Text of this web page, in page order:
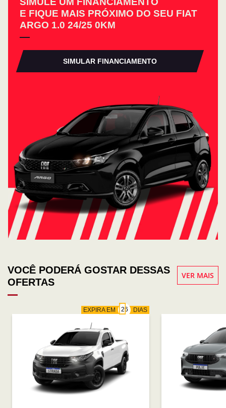
E FIQUE MAIS PRÓXIMO DO SEU FIAT
ARGO 1.0 24/25 0KM
SIMULAR FINANCIAMENTO
VOCÊ PODERÁ GOSTAR DESSAS
OFERTAS
VER MAIS
EXPIRA EM DIAS